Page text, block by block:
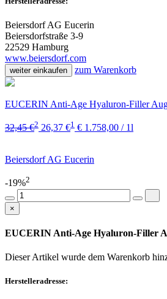
Beiersdorf AG Eucerin
Beiersdorfstraße 3-9
22529 Hamburg
www.beiersdorf.com
weiter einkaufen zum Warenkorb
EUCERIN Anti-Age Hyaluron-Filler
32,45 €2 26,37 €1 € 1.758,00 / 1l
Beiersdorf AG Eucerin
-19%2
×
EUCERIN Anti-Age Hyaluron-Filler
Dieser Artikel wurde dem Warenkorb
Herstelleradresse: